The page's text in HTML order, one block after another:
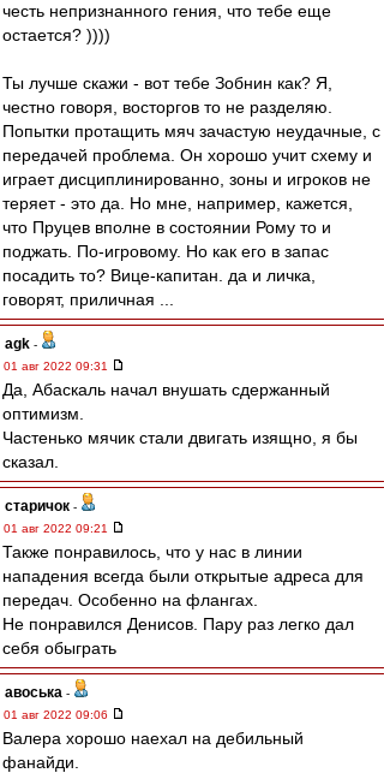
честь непризнанного гения, что тебе еще
остается? ))))
Ты лучше скажи - вот тебе Зобнин как? Я,
честно говоря, восторгов то не разделяю.
Попытки протащить мяч зачастую неудачные, с
передачей проблема. Он хорошо учит схему и
играет дисциплинированно, зоны и игроков не
теряет - это да. Но мне, например, кажется,
что Пруцев вполне в состоянии Рому то и
поджать. По-игровому. Но как его в запас
посадить то? Вице-капитан. да и личка,
говорят, приличная ...
agk -
01 авг 2022 09:31
Да, Абаскаль начал внушать сдержанный
оптимизм.
Частенько мячик стали двигать изящно, я бы
сказал.
старичок -
01 авг 2022 09:21
Также понравилось, что у нас в линии
нападения всегда были открытые адреса для
передач. Особенно на флангах.
Не понравился Денисов. Пару раз легко дал
себя обыграть
авоська -
01 авг 2022 09:06
Валера хорошо наехал на дебильный
фанайди.